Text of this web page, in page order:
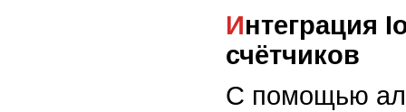
Интеграция IoT и умных
счётчиков
С помощью